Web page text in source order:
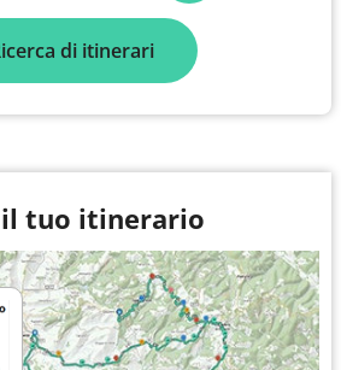
di itinerari
il tuo itinerario